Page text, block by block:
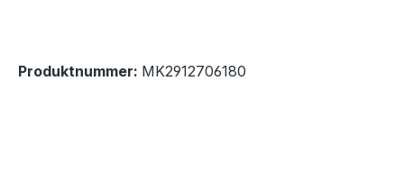
Produktnummer: MK2912706180